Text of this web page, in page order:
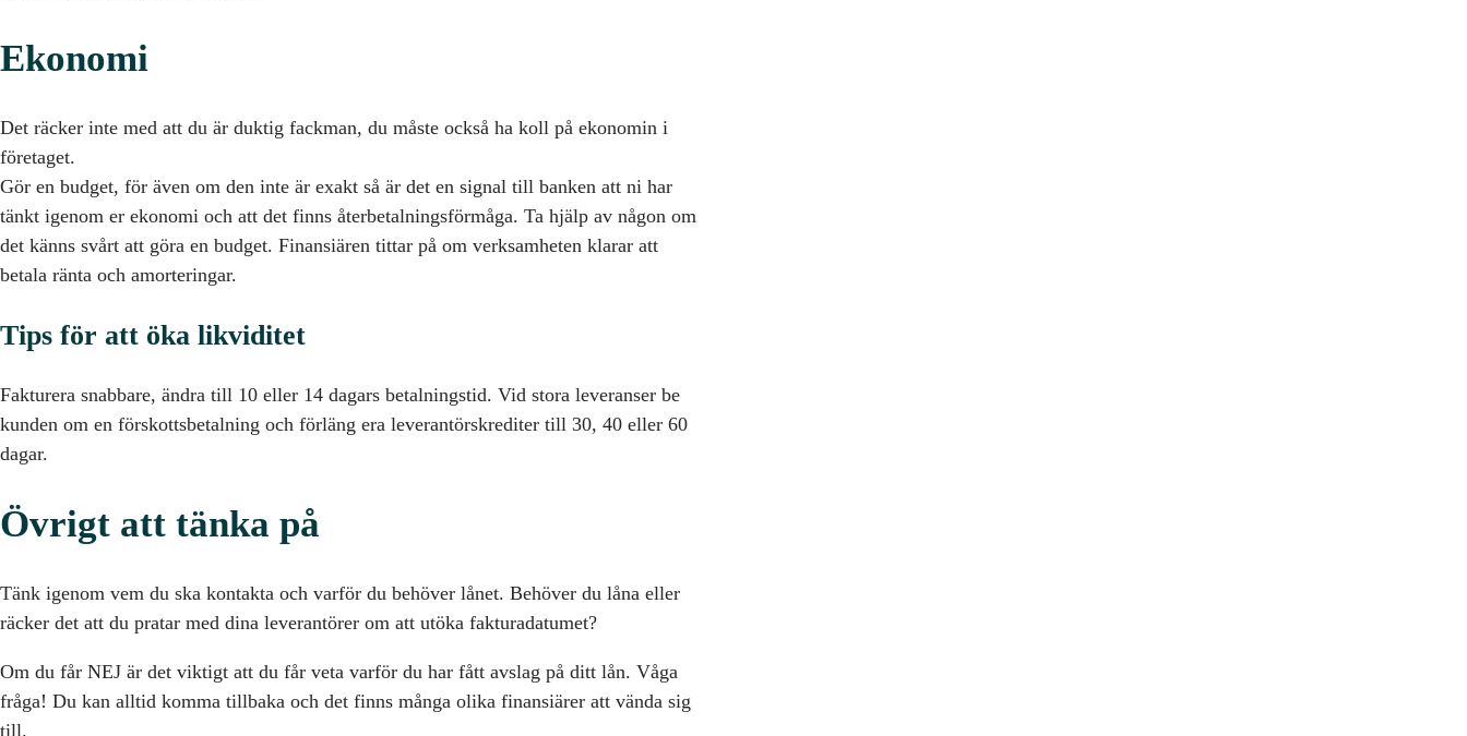
Ekonomi
Det räcker inte med att du är duktig fackman, du måste också ha koll på ekonomin i
företaget.
Gör en budget, för även om den inte är exakt så är det en signal till banken att ni har
tänkt igenom er ekonomi och att det finns återbetalningsförmåga. Ta hjälp av någon om
det känns svårt att göra en budget. Finansiären tittar på om verksamheten klarar att
betala ränta och amorteringar.
Tips för att öka likviditet
Fakturera snabbare, ändra till 10 eller 14 dagars betalningstid. Vid stora leveranser be
kunden om en förskottsbetalning och förläng era leverantörskrediter till 30, 40 eller 60
dagar.
Övrigt att tänka på
Tänk igenom vem du ska kontakta och varför du behöver lånet. Behöver du låna eller
räcker det att du pratar med dina leverantörer om att utöka fakturadatumet?
Om du får NEJ är det viktigt att du får veta varför du har fått avslag på ditt lån. Våga
fråga! Du kan alltid komma tillbaka och det finns många olika finansiärer att vända sig
till.